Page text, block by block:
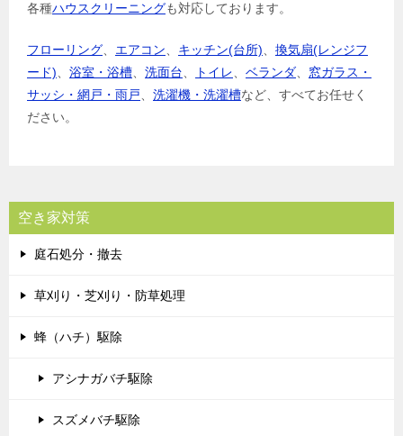
各種ハウスクリーニングも対応しております。
フローリング、 エアコン、 キッチン(台所)、 換気扇(レンジフ
ード)、 浴室・浴槽、 洗面台、 トイレ、 ベランダ、 窓ガラス・
サッシ・網戸・雨戸、 洗濯機・洗濯槽など、すべてお任せく
ださい。
空き家対策
庭石処分・撤去
草刈り・芝刈り・防草処理
蜂（ハチ）駆除
アシナガバチ駆除
スズメバチ駆除